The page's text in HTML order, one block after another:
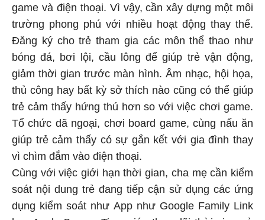
game và điện thoại. Vì vậy, cần xây dựng một môi
trường phong phú với nhiều hoạt động thay thế.
Đăng ký cho trẻ tham gia các môn thể thao như
bóng đá, bơi lội, cầu lông để giúp trẻ vận động,
giảm thời gian trước màn hình. Âm nhạc, hội họa,
thủ công hay bất kỳ sở thích nào cũng có thể giúp
trẻ cảm thấy hứng thú hơn so với việc chơi game.
Tổ chức dã ngoại, chơi board game, cùng nấu ăn
giúp trẻ cảm thấy có sự gắn kết với gia đình thay
vì chìm đắm vào điện thoại.
Cùng với việc giới hạn thời gian, cha mẹ cần kiểm
soát nội dung trẻ đang tiếp cận sử dụng các ứng
dụng kiểm soát như App như Google Family Link